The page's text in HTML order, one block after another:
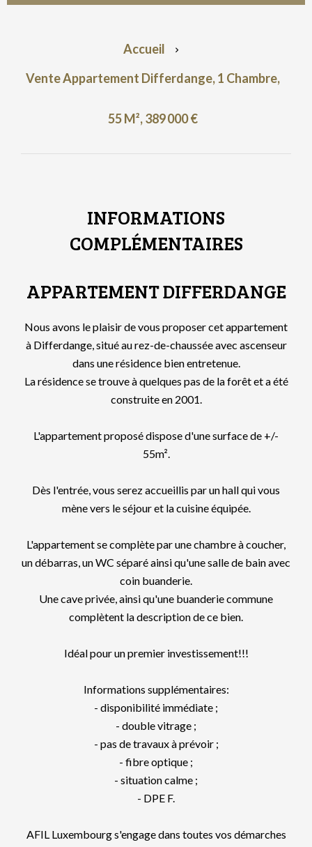
Accueil
Vente Appartement Differdange, 1 Chambre,
55 M², 389 000 €
INFORMATIONS
COMPLÉMENTAIRES
APPARTEMENT DIFFERDANGE
Nous avons le plaisir de vous proposer cet appartement
à Differdange, situé au rez-de-chaussée avec ascenseur
dans une résidence bien entretenue.
La résidence se trouve à quelques pas de la forêt et a été
construite en 2001.
L'appartement proposé dispose d'une surface de +/-
55m².
Dès l'entrée, vous serez accueillis par un hall qui vous
mène vers le séjour et la cuisine équipée.
L'appartement se complète par une chambre à coucher,
un débarras, un WC séparé ainsi qu'une salle de bain avec
coin buanderie.
Une cave privée, ainsi qu'une buanderie commune
complètent la description de ce bien.
Idéal pour un premier investissement!!!
Informations supplémentaires:
- disponibilité immédiate ;
- double vitrage ;
- pas de travaux à prévoir ;
- fibre optique ;
- situation calme ;
- DPE F.
AFIL Luxembourg s'engage dans toutes vos démarches